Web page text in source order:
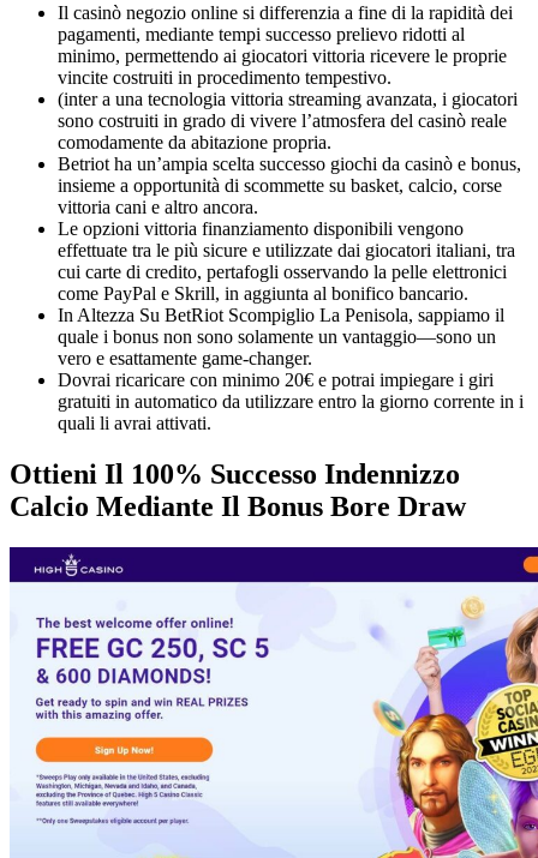
Il casinò negozio online si differenzia a fine di la rapidità dei
pagamenti, mediante tempi successo prelievo ridotti al
minimo, permettendo ai giocatori vittoria ricevere le proprie
vincite costruiti in procedimento tempestivo.
(inter a una tecnologia vittoria streaming avanzata, i giocatori
sono costruiti in grado di vivere l’atmosfera del casinò reale
comodamente da abitazione propria.
Betriot ha un’ampia scelta successo giochi da casinò e bonus,
insieme a opportunità di scommette su basket, calcio, corse
vittoria cani e altro ancora.
Le opzioni vittoria finanziamento disponibili vengono
effettuate tra le più sicure e utilizzate dai giocatori italiani, tra
cui carte di credito, pertafogli osservando la pelle elettronici
come PayPal e Skrill, in aggiunta al bonifico bancario.
In Altezza Su BetRiot Scompiglio La Penisola, sappiamo il
quale i bonus non sono solamente un vantaggio—sono un
vero e esattamente game-changer.
Dovrai ricaricare con minimo 20€ e potrai impiegare i giri
gratuiti in automatico da utilizzare entro la giorno corrente in i
quali li avrai attivati.
Ottieni Il 100% Successo Indennizzo
Calcio Mediante Il Bonus Bore Draw